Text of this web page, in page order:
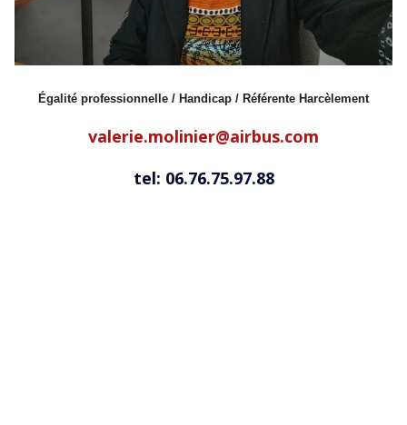
Égalité professionnelle / Handicap / Référente Harcèlement
valerie.molinier@airbus.com
tel: 06.76.75.97.88